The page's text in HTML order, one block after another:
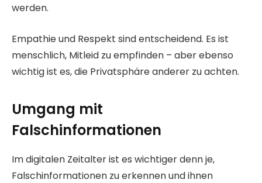
werden.
Empathie und Respekt sind entscheidend. Es ist
menschlich, Mitleid zu empfinden – aber ebenso
wichtig ist es, die Privatsphäre anderer zu achten.
Umgang mit
Falschinformationen
Im digitalen Zeitalter ist es wichtiger denn je,
Falschinformationen zu erkennen und ihnen